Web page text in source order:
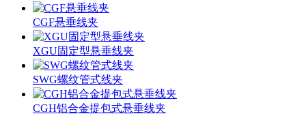
CGF悬垂线夹
XGU固定型悬垂线夹
SWG螺纹管式线夹
CGH铝合金提包式悬垂线夹